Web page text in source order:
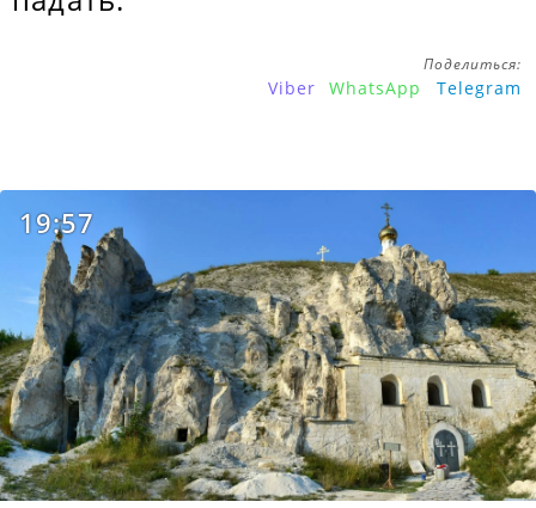
Поделиться:
Viber WhatsApp Telegram
19:57